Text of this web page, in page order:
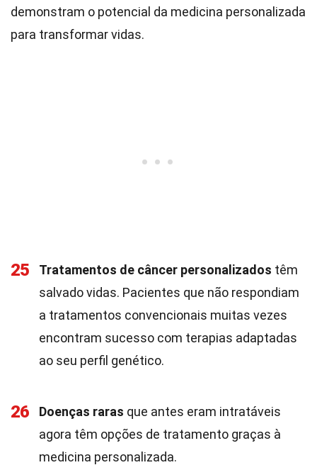
demonstram o potencial da medicina personalizada
para transformar vidas.
25 Tratamentos de câncer personalizados têm
salvado vidas. Pacientes que não respondiam
a tratamentos convencionais muitas vezes
encontram sucesso com terapias adaptadas
ao seu perfil genético.
26 Doenças raras que antes eram intratáveis
agora têm opções de tratamento graças à
medicina personalizada.